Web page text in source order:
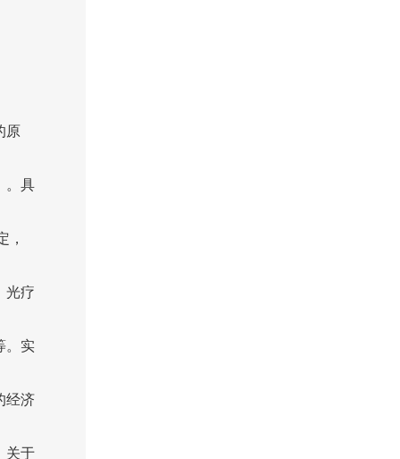
原
。具
，
光疗
。实
经济
关于